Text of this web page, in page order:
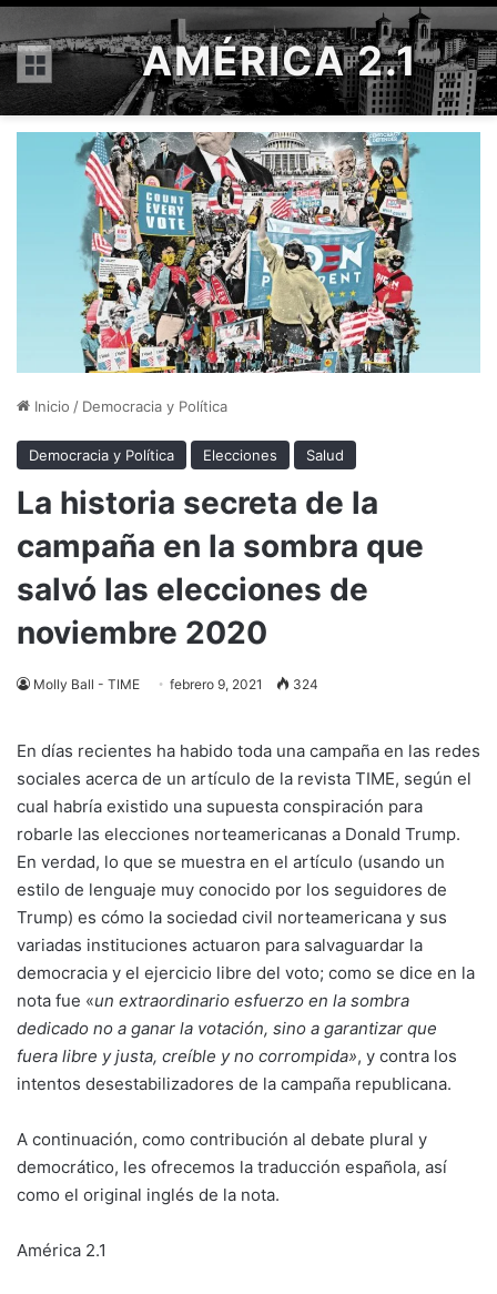
Menú AMÉRICA 2.1
Inicio / Democracia y Política
Democracia y Política Elecciones Salud
La historia secreta de la
campaña en la sombra que
salvó las elecciones de
noviembre 2020
Molly Ball - TIME febrero 9, 2021 324
En días recientes ha habido toda una campaña en las redes
sociales acerca de un artículo de la revista TIME, según el
cual habría existido una supuesta conspiración para
robarle las elecciones norteamericanas a Donald Trump.
En verdad, lo que se muestra en el artículo (usando un
estilo de lenguaje muy conocido por los seguidores de
Trump) es cómo la sociedad civil norteamericana y sus
variadas instituciones actuaron para salvaguardar la
democracia y el ejercicio libre del voto; como se dice en la
nota fue «un extraordinario esfuerzo en la sombra
dedicado no a ganar la votación, sino a garantizar que
fuera libre y justa, creíble y no corrompida», y contra los
intentos desestabilizadores de la campaña republicana.
A continuación, como contribución al debate plural y
democrático, les ofrecemos la traducción española, así
como el original inglés de la nota.
América 2.1